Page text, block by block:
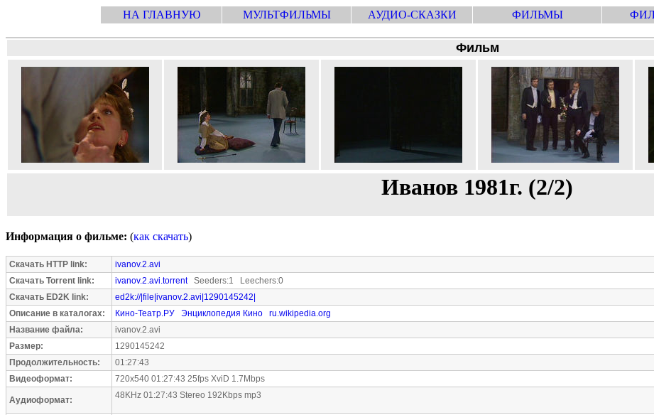
НА ГЛАВНУЮ МУЛЬТФИЛЬМЫ АУДИО-СКАЗКИ ФИЛЬМЫ
Фильм
Иванов 1981г. (2/2)
Информация о фильме: (как скачать)
Скачать HTTP link:
ivanov.2.avi
Скачать Torrent link:
ivanov.2.avi.torrentSeeders:1 Leechers:0
Скачать ED2K link:
ed2k://|file|ivanov.2.avi|1290145242|
Описание в каталогах:
Кино-Театр.РУ Энциклопедия Кино
ru.wikipedia.org
Название файла:
ivanov.2.avi
Размер:
1290145242
Продолжительность:
01:27:43
Видеоформат:
720x540 01:27:43 25fps XviD 1.7Mbps
Аудиоформат: 48KHz 01:27:43 Stereo 192Kbps mp3